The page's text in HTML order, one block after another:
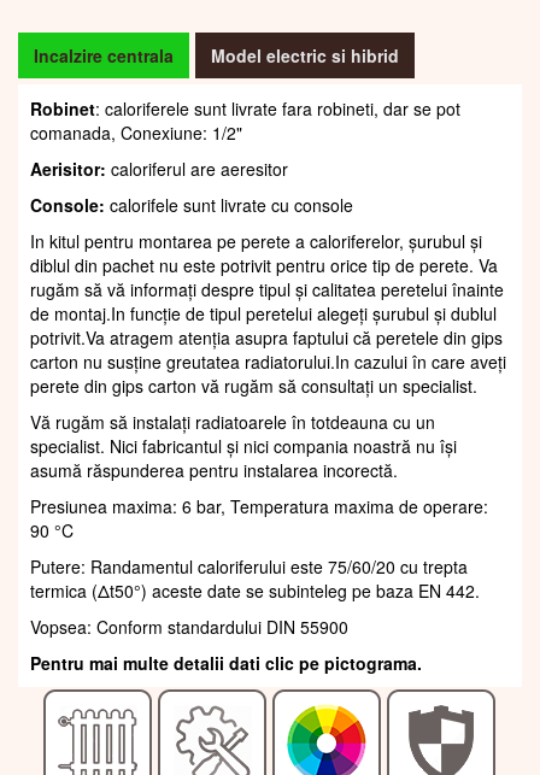
Incalzire centrala Model electric si hibrid
Robinet: caloriferele sunt livrate fara robineti, dar se pot
comanada, Conexiune: 1/2"
Aerisitor: caloriferul are aeresitor
Console: calorifele sunt livrate cu console
In kitul pentru montarea pe perete a caloriferelor, șurubul și
diblul din pachet nu este potrivit pentru orice tip de perete. Va
rugăm să vă informați despre tipul și calitatea peretelui înainte
de montaj.In funcție de tipul peretelui alegeți șurubul și dublul
potrivit.Va atragem atenția asupra faptului că peretele din gips
carton nu susține greutatea radiatorului.In cazului în care aveți
perete din gips carton vă rugăm să consultați un specialist.
Vă rugăm să instalați radiatoarele în totdeauna cu un
specialist. Nici fabricantul și nici compania noastră nu își
asumă răspunderea pentru instalarea incorectă.
Presiunea maxima: 6 bar, Temperatura maxima de operare:
90 °C
Putere: Randamentul caloriferului este 75/60/20 cu trepta
termica (Δt50°) aceste date se subinteleg pe baza EN 442.
Vopsea: Conform standardului DIN 55900
Pentru mai multe detalii dati clic pe pictograma.